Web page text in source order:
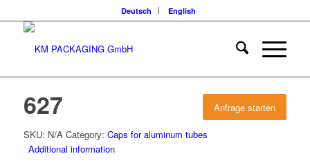
Deutsch English
Anfrage starten
627
SKU: N/A Category: Caps for aluminum tubes
Additional information